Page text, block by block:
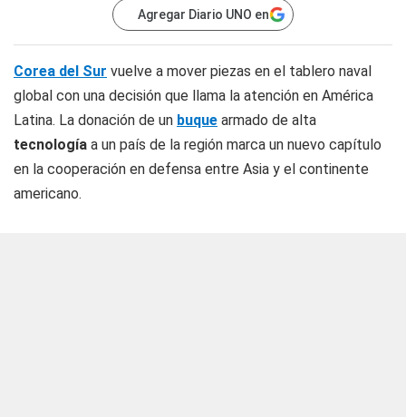
Agregar Diario UNO en
Corea del Sur vuelve a mover piezas en el tablero naval
global con una decisión que llama la atención en América
Latina. La donación de un buque armado de alta
tecnología a un país de la región marca un nuevo capítulo
en la cooperación en defensa entre Asia y el continente
americano.